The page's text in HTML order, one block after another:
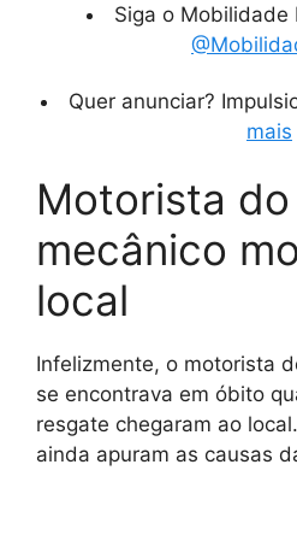
Siga o Mobilidade
Quer anunciar?
mais
Motorista
mecânico
local
Infelizmente, o motorista
se encontrava em óbito
resgate chegaram ao
ainda apuram as causas